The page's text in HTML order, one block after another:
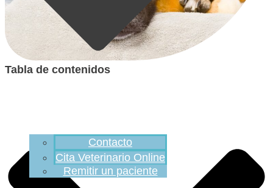
Contacto
Cita Veterinario Online
Remitir un paciente
Tabla de contenidos